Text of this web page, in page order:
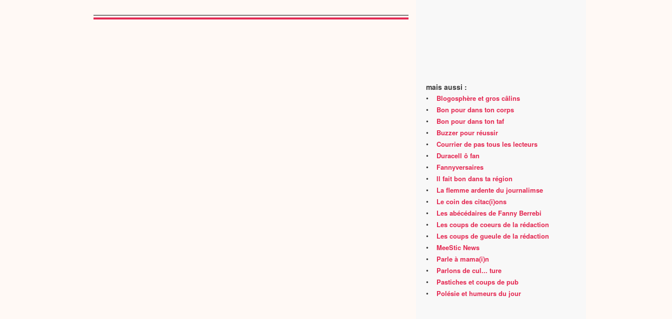
mais aussi :
• Blogosphère et gros câlins
• Bon pour dans ton corps
• Bon pour dans ton taf
• Buzzer pour réussir
• Courrier de pas tous les lecteurs
• Duracell ô fan
• Fannyversaires
• Il fait bon dans ta région
• La flemme ardente du journalimse
• Le coin des citac(i)ons
• Les abécédaires de Fanny Berrebi
• Les coups de coeurs de la rédaction
• Les coups de gueule de la rédaction
• MeeStic News
• Parle à mama(i)n
• Parlons de cul... ture
• Pastiches et coups de pub
• Polésie et humeurs du jour